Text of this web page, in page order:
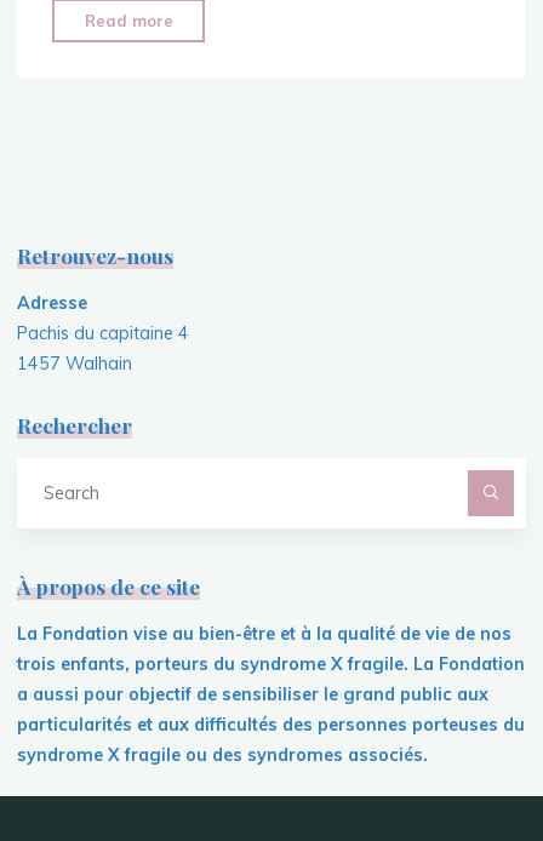
Read more
Retrouvez-nous
Adresse
Pachis du capitaine 4
1457 Walhain
Rechercher
À propos de ce site
La Fondation vise au bien-être et à la qualité de vie de nos
trois enfants, porteurs du syndrome X fragile. La Fondation
a aussi pour objectif de sensibiliser le grand public aux
particularités et aux difficultés des personnes porteuses du
syndrome X fragile ou des syndromes associés.